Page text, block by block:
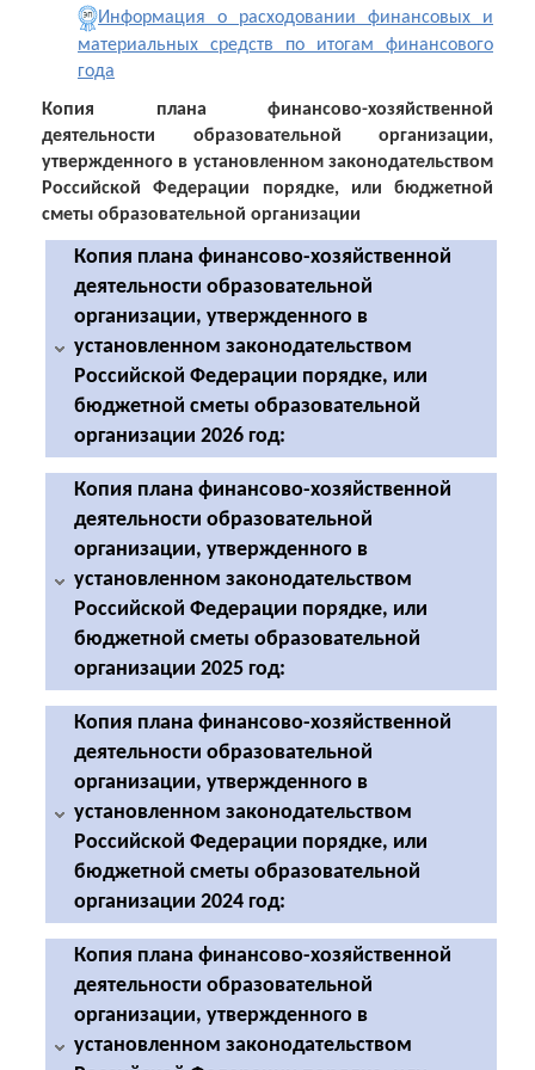
Информация о расходовании финансовых и
материальных средств по итогам финансового
года
Копия плана финансово-хозяйственной
деятельности образовательной организации,
утвержденного в установленном законодательством
Российской Федерации порядке, или бюджетной
сметы образовательной организации
Копия плана финансово-хозяйственной
деятельности образовательной
организации, утвержденного в
установленном законодательством
Российской Федерации порядке, или
бюджетной сметы образовательной
организации 2026 год:
Копия плана финансово-хозяйственной
деятельности на 2026 год и плановый период
2027 и 2028 годов
Копия плана финансово-хозяйственной
деятельности образовательной
организации, утвержденного в
установленном законодательством
Российской Федерации порядке, или
бюджетной сметы образовательной
организации 2025 год:
Копия плана финансово-хозяйственной
деятельности на 2025 год и плановый период
2026 и 2027 годов от 22.01.2025 года
Копия плана финансово-хозяйственной
деятельности на 2025 год и плановый период
2026 и 2027 годов от 29.01.2025 года
Копия плана финансово-хозяйственной
2026 и 2027 годов от 19.02.2025 года
Копия плана финансово-хозяйственной
деятельности на 2025 год и плановый период
2026 и 2027 годов от 05.02.2025 года
Копия плана финансово-хозяйственной
деятельности образовательной
организации, утвержденного в
установленном законодательством
Российской Федерации порядке, или
бюджетной сметы образовательной
организации 2024 год:
Копия плана финансово-хозяйственной
деятельности на 2024 год и плановый период
2025 и 2026 годов от 22.01.2024 года
Копия плана финансово-хозяйственной
Копия плана финансово-хозяйственной
деятельности образовательной
организации, утвержденного в
установленном законодательством